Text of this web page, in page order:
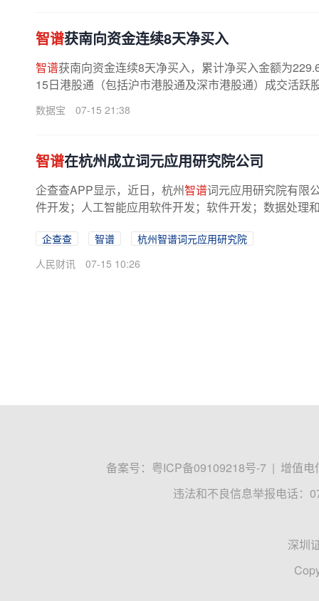
智谱获南向资金连续8天净买入
智谱获南向资金连续8天净买入，累计净买入金额为
15日港股通（包括沪市港股通及深市港股通）成交活
数据宝 07-15 21:38
智谱在杭州成立词元应用研究院公司
企查查APP显示，近日，杭州智谱词元应用研究院有限
件开发；人工智能应用软件开发；软件开发；数据处理
企查查 智谱
杭州智谱词元应用研究院
人民财讯
07-15 10:26
备案号： 粤ICP备09109218号-7 | 增值电
违法和不良信息举报电话：
深圳